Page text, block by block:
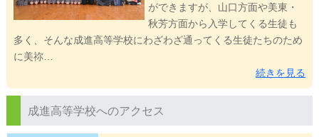
ができますが、山口方面や美東・
秋芳方面から入学してくる生徒も
多く、そんな成進高等学校にわざわざ通ってくる生徒たちのため
に美祢…
続きを見る
成進高等学校へのアクセス